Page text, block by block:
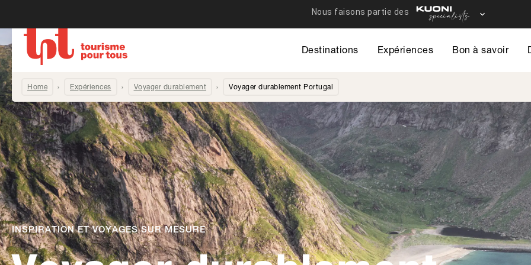
Destinations Expériences Bon à savoir
Home Expériences Voyager durablement Voyager durablement Portugal
INSPIRATION ET VOYAGES SUR MESURE